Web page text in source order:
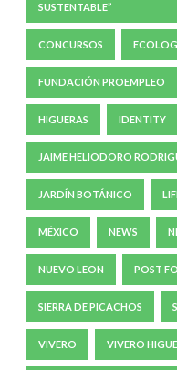
SUSTENTABLE”
CONCURSOS
FUNDACIÓN PROEMPLEO
HIGUERAS IDENTITY
JAIME HELIODORO
JARDÍN BOTÁNICO
MÉXICO NEWS
NUEVO LEON POST
SIERRA DE PICACHOS
VIVERO VIVERO